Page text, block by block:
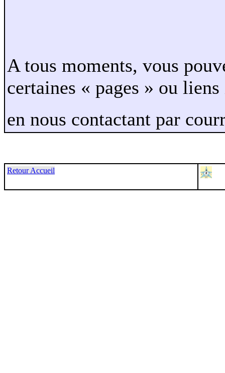
A tous moments, vous
certaines « pages » ou
en nous contactant par
Retour Accueil